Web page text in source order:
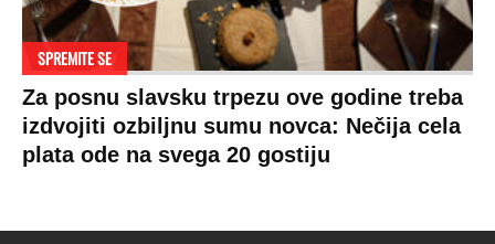
SPREMITE SE
Za posnu slavsku trpezu ove godine treba
izdvojiti ozbiljnu sumu novca: Nečija cela
plata ode na svega 20 gostiju